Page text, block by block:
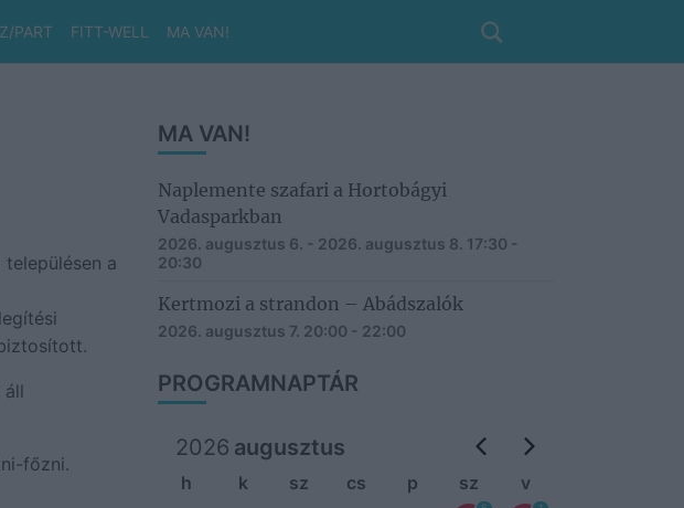
PART FITT-WELL MA VAN!
a
áll
főzni.
MA VAN!
Naplemente szafari a Hortobágyi
Vadasparkban
2026. augusztus 6. - 2026. augusztus 8. 17:30 -
20:30
Kertmozi a strandon – Abádszalók
2026. augusztus 7. 20:00 - 22:00
PROGRAMNAPTÁR
2026 augusztus
h k sz cs p sz v